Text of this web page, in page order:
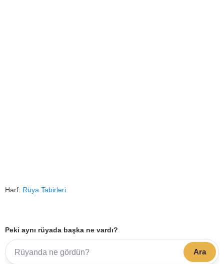
Harf: Rüya Tabirleri
Peki aynı rüyada başka ne vardı?
Ara